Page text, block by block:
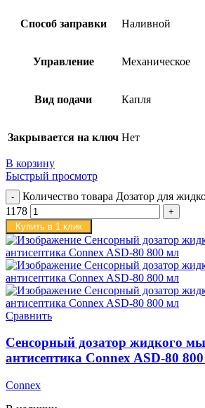
Способ заправки Наливной
Управление Механическое
Вид подачи Капля
Закрывается на ключ Нет
В корзину
Быстрый просмотр
Количество товара Дозатор для
1178
Купить в 1 клик
Сравнить
Сенсорный дозатор жидкого
антисептика Connex ASD-80
Connex